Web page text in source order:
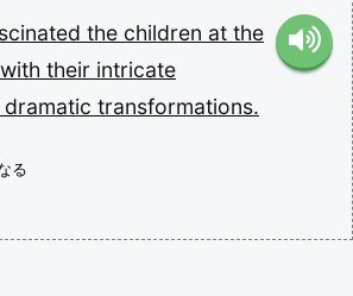
the children at the
with their intricate
dramatic transformations.
る